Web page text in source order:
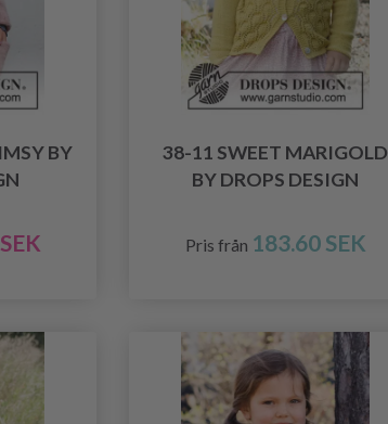
BY
38-11 SWEET MARIGOLD
BY DROPS DESIGN
Pris från 183.60 SEK